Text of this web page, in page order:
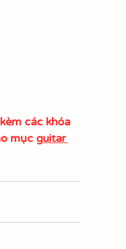
các khóa
mục guitar